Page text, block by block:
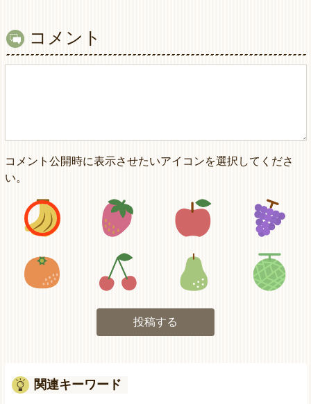
コメント
コメント公開時に表示させたいアイコンを選択してくださ
い。
アイコン1 アイコン2 アイコン3
アイコン5 アイコン6 アイコン7
投稿する
関連キーワード